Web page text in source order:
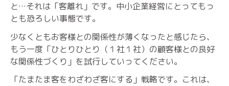
と…それは「客離れ」です。中小企業経営にとってもっ
とも恐ろしい事態です。
少なくともお客様との関係性が薄くなったと感じたら、
もう一度「ひとりひとり（１社１社）の顧客様との良好
な関係性づくり」を試行していってください。
「たまたま客をわざわざ客にする」戦略です。これは、